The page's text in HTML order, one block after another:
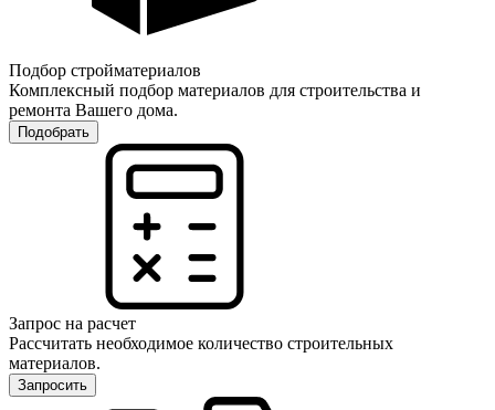
Подбор стройматериалов
Комплексный подбор материалов для строительства и
ремонта Вашего дома.
Подобрать
Запрос на расчет
Рассчитать необходимое количество строительных
материалов.
Запросить